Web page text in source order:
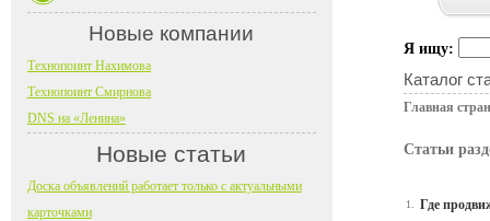
Я ищу:
Каталог
Главная
Статьи
1. Где
Новые компании
Технопоинт Нахимова
Технопоинт Смирнова
DNS на «Ленина»
Новые статьи
Доска объявлений работает только с актуальными
карточками